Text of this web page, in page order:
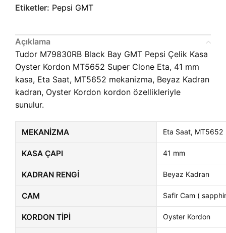
Etiketler: Pepsi GMT
Açıklama
Tudor M79830RB Black Bay GMT Pepsi Çelik Kasa
Oyster Kordon MT5652 Super Clone Eta, 41 mm
kasa, Eta Saat, MT5652 mekanizma, Beyaz Kadran
kadran, Oyster Kordon kordon özellikleriyle
sunulur.
MEKANIZMA Eta Saat, MT5652
KASA ÇAPI 41 mm
KADRAN RENGI Beyaz Kadran
CAM Safir Cam (
KORDON TIPI Oyster Kordon